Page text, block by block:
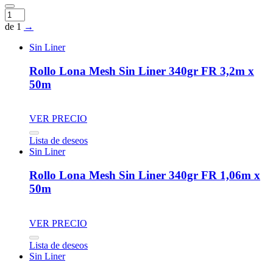
de 1 →
Sin Liner
Rollo Lona Mesh Sin Liner 340gr FR 3,2m x
50m
VER PRECIO
Lista de deseos
Sin Liner
Rollo Lona Mesh Sin Liner 340gr FR 1,06m x
50m
VER PRECIO
Lista de deseos
Sin Liner